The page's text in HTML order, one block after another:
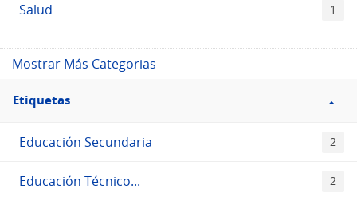
Salud 1
Mostrar Más Categorias
Filtro
Etiquetas
Etiquetas
Educación Secundaria 2
Educación Técnico... 2